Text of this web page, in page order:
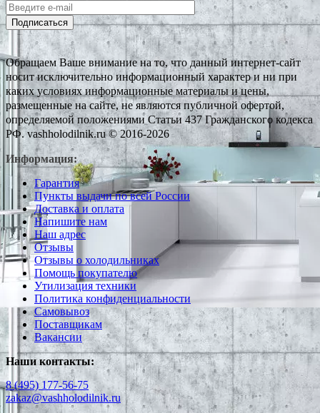
Подписаться
Обращаем Ваше внимание на то, что данный интернет-сайт
носит исключительно информационный характер и ни при
каких условиях информационные материалы и цены,
размещенные на сайте, не являются публичной офертой,
определяемой положениями Статьи 437 Гражданского кодекса
РФ. vashholodilnik.ru © 2016-2026
Информация:
Гарантия
Пункты выдачи по всей России
Доставка и оплата
Напишите нам
Наш адрес
Отзывы
Отзывы о холодильниках
Помощь покупателю
Утилизация техники
Политика конфиденциальности
Самовывоз
Поставщикам
Вакансии
Наши контакты:
8 (495) 177-56-75
zakaz@vashholodilnik.ru